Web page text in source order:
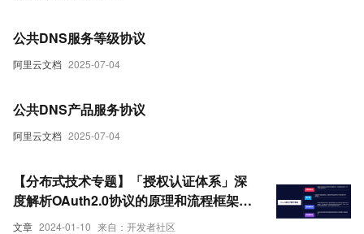
阿里云文档 2025-07-04
公共DNS服务等级协议
阿里云文档 2025-07-04
公共DNS产品服务协议
文章 2024-01-10 来自：开发者社区
【分布式技术专题】「授权认证体系」深
度解析OAuth2.0协议的原理和流程框架实
现指南（授权流程和模式）